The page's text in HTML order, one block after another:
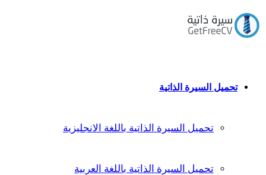
تحميل السيرة الذاتية
تحميل السيرة الذاتية باللغة الانجليزية
تحميل السيرة الذاتية باللغة العربية